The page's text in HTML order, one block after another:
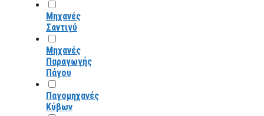
Μηχανές
Σαντιγύ
Μηχανές
Παραγωγής
Πάγου
Παγομηχανές
Κύβων